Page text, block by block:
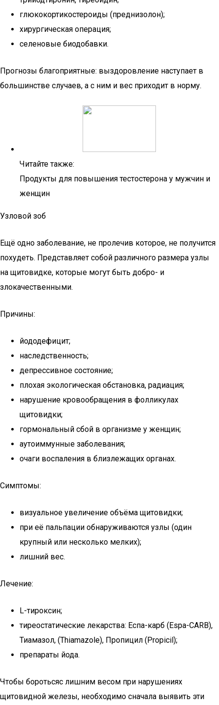
глюкокортикостероиды (преднизолон);
хирургическая операция;
селеновые биодобавки.
Прогнозы благоприятные: выздоровление наступает в
большинстве случаев, а с ним и вес приходит в норму.
Читайте также:
Продукты для повышения тестостерона у мужчин и
женщин
Узловой зоб
Ещё одно заболевание, не пролечив которое, не получится
похудеть. Представляет собой различного размера узлы
на щитовидке, которые могут быть добро- и
злокачественными.
Причины:
йододефицит;
наследственность;
депрессивное состояние;
плохая экологическая обстановка, радиация;
нарушение кровообращения в фолликулах
щитовидки;
гормональный сбой в организме у женщин;
аутоиммунные заболевания;
очаги воспаления в близлежащих органах.
Симптомы:
визуальное увеличение объёма щитовидки;
при её пальпации обнаруживаются узлы (один
крупный или несколько мелких);
лишний вес.
Лечение:
L-тироксин;
тиреостатические лекарства: Еспа-карб (Espa-CARB),
Тиамазол, (Thiamazole), Пропицил (Propicil);
препараты йода.
Чтобы боротьсяс лишним весом при нарушениях
щитовидной железы, необходимо сначала выявить эти